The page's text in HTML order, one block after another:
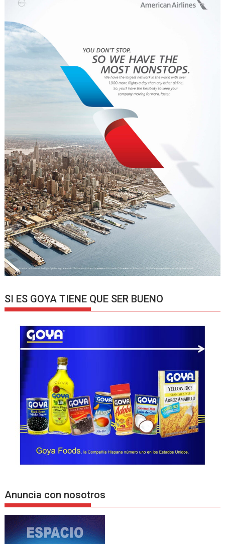
SI ES GOYA TIENE QUE SER BUENO
Anuncia con nosotros